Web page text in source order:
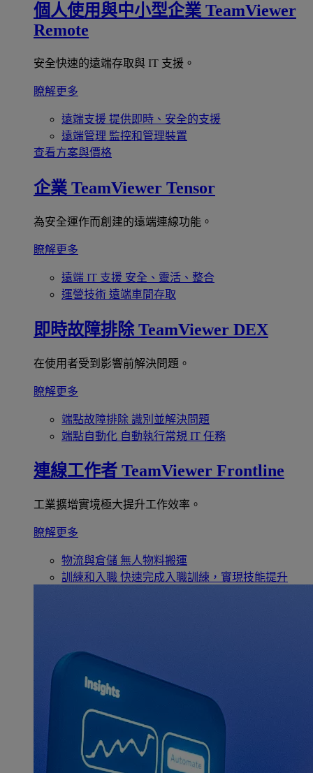
個人使用與中小型企業 TeamViewer
Remote
安全快速的遠端存取與 IT 支援。
瞭解更多
遠端支援 提供即時、安全的支援
遠端管理 監控和管理裝置
查看方案與價格
企業 TeamViewer Tensor
為安全運作而創建的遠端連線功能。
瞭解更多
遠端 IT 支援 安全、靈活、整合
運營技術 遠端車間存取
即時故障排除 TeamViewer DEX
在使用者受到影響前解決問題。
瞭解更多
端點故障排除 識別並解決問題
端點自動化 自動執行常規 IT 任務
連線工作者 TeamViewer Frontline
工業擴增實境極大提升工作效率。
瞭解更多
物流與倉儲 無人物料搬運
訓練和入職 快速完成入職訓練，實現技能提升